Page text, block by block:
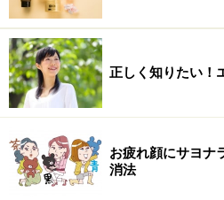
正しく知りたい！
お疲れ顔にサヨナ
消法